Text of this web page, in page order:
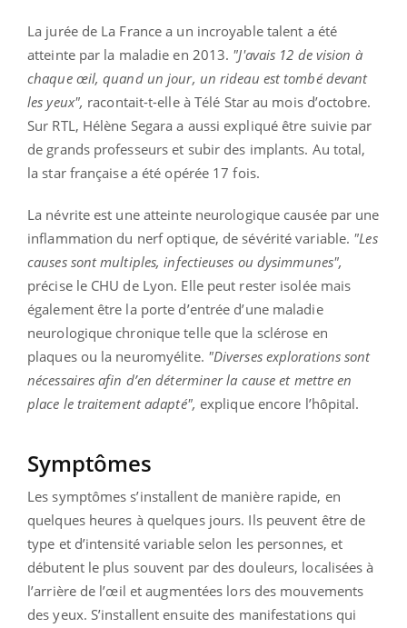
La jurée de La France a un incroyable talent a été
atteinte par la maladie en 2013. "J'avais 12 de vision à
chaque œil, quand un jour, un rideau est tombé devant
les yeux", racontait-t-elle à Télé Star au mois d’octobre.
Sur RTL, Hélène Segara a aussi expliqué être suivie par
de grands professeurs et subir des implants. Au total,
la star française a été opérée 17 fois.
La névrite est une atteinte neurologique causée par une
inflammation du nerf optique, de sévérité variable. "Les
causes sont multiples, infectieuses ou dysimmunes",
précise le CHU de Lyon. Elle peut rester isolée mais
également être la porte d’entrée d’une maladie
neurologique chronique telle que la sclérose en
plaques ou la neuromyélite. "Diverses explorations sont
nécessaires afin d’en déterminer la cause et mettre en
place le traitement adapté", explique encore l’hôpital.
Symptômes
Les symptômes s’installent de manière rapide, en
quelques heures à quelques jours. Ils peuvent être de
type et d’intensité variable selon les personnes, et
débutent le plus souvent par des douleurs, localisées à
l’arrière de l’œil et augmentées lors des mouvements
des yeux. S’installent ensuite des manifestations qui